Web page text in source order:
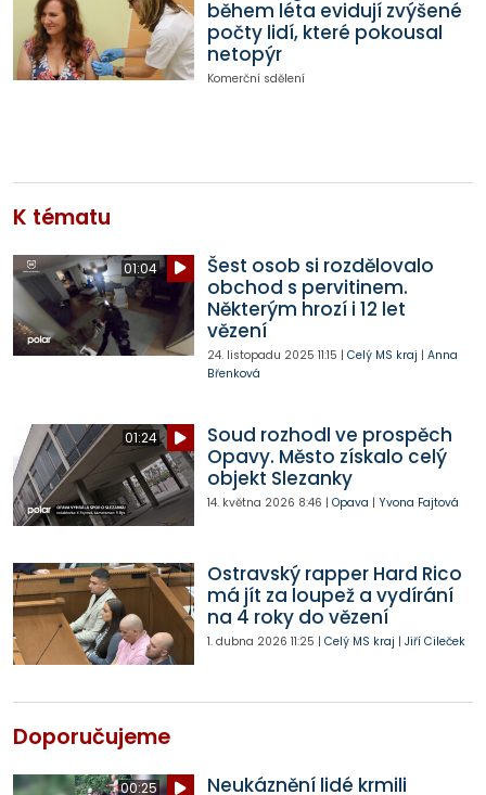
během léta evidují zvýšené
počty lidí, které pokousal
netopýr
Komerční sdělení
K tématu
01:04
Šest osob si rozdělovalo
obchod s pervitinem.
Některým hrozí i 12 let
vězení
24. listopadu 2025 11:15 | Celý MS kraj | Anna
Břenková
01:24
Soud rozhodl ve prospěch
Opavy. Město získalo celý
objekt Slezanky
14. května 2026 8:46 | Opava | Yvona Fajtová
Ostravský rapper Hard Rico
má jít za loupež a vydírání
na 4 roky do vězení
1. dubna 2026 11:25 | Celý MS kraj | Jiří Cileček
Doporučujeme
00:25
Neukáznění lidé krmili